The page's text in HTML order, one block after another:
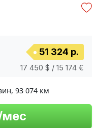
51 324 р.
17 450 $ / 15 174 €
, 93 074 км
мес